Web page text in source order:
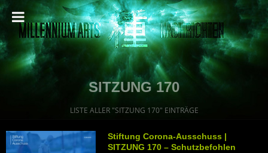
SITZUNG 170
LISTE ALLER "SITZUNG 170" EINTRÄGE
Stiftung Corona-Ausschuss |
SITZUNG 170 – Schutzbefohlen